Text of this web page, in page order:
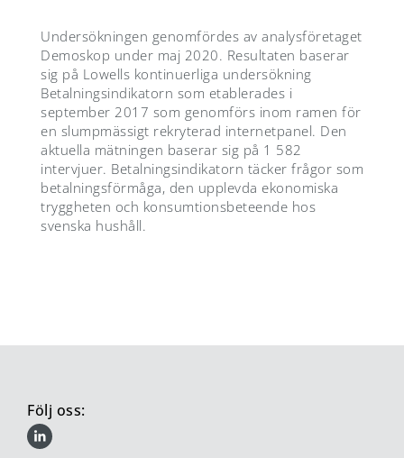
Undersökningen genomfördes av analysföretaget
Demoskop under maj 2020. Resultaten baserar
sig på Lowells kontinuerliga undersökning
Betalningsindikatorn som etablerades i
september 2017 som genomförs inom ramen för
en slumpmässigt rekryterad internetpanel. Den
aktuella mätningen baserar sig på 1 582
intervjuer. Betalningsindikatorn täcker frågor som
betalningsförmåga, den upplevda ekonomiska
tryggheten och konsumtionsbeteende hos
svenska hushåll.
Följ oss: